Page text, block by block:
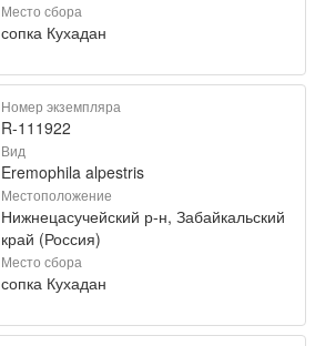
Место сбора
сопка Кухадан
Номер экземпляра
R-111922
Вид
Eremophila alpestris
Местоположение
Нижнецасучейский р-н, Забайкальский
край (Россия)
Место сбора
сопка Кухадан